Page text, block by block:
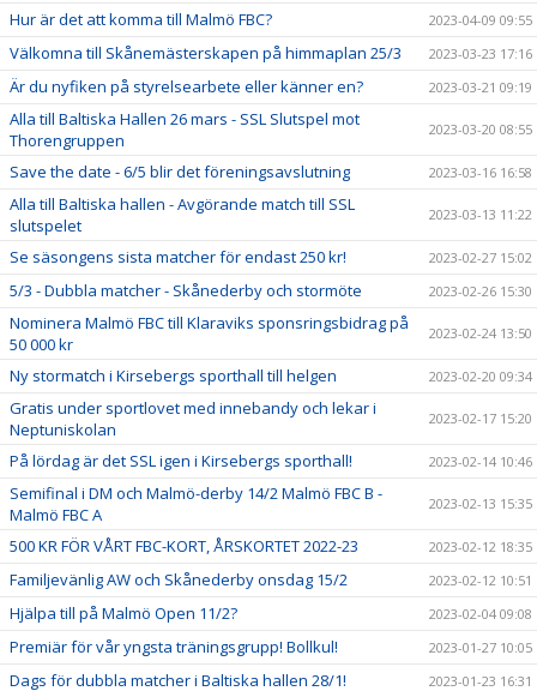
Hur är det att komma till Malmö FBC? 2023-04-09 09:55
Välkomna till Skånemästerskapen på himmaplan 25/3 2023-03-23 17:16
Är du nyfiken på styrelsearbete eller känner en? 2023-03-21 09:19
Alla till Baltiska Hallen 26 mars - SSL Slutspel mot
Thorengruppen
2023-03-20 08:55
Save the date - 6/5 blir det föreningsavslutning 2023-03-16 16:58
Alla till Baltiska hallen - Avgörande match till SSL
slutspelet
2023-03-13 11:22
Se säsongens sista matcher för endast 250 kr! 2023-02-27 15:02
5/3 - Dubbla matcher - Skånederby och stormöte 2023-02-26 15:30
Nominera Malmö FBC till Klaraviks sponsringsbidrag på
50 000 kr
2023-02-24 13:50
Ny stormatch i Kirsebergs sporthall till helgen 2023-02-20 09:34
Gratis under sportlovet med innebandy och lekar i
Neptuniskolan
2023-02-17 15:20
På lördag är det SSL igen i Kirsebergs sporthall! 2023-02-14 10:46
Semifinal i DM och Malmö-derby 14/2 Malmö FBC B -
Malmö FBC A
2023-02-13 15:35
500 KR FÖR VÅRT FBC-KORT, ÅRSKORTET 2022-23 2023-02-12 18:35
Familjevänlig AW och Skånederby onsdag 15/2 2023-02-12 10:51
Hjälpa till på Malmö Open 11/2? 2023-02-04 09:08
Premiär för vår yngsta träningsgrupp! Bollkul! 2023-01-27 10:05
Dags för dubbla matcher i Baltiska hallen 28/1! 2023-01-23 16:31